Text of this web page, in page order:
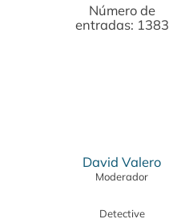
Número de
entradas: 1383
David Valero
Moderador
Detective